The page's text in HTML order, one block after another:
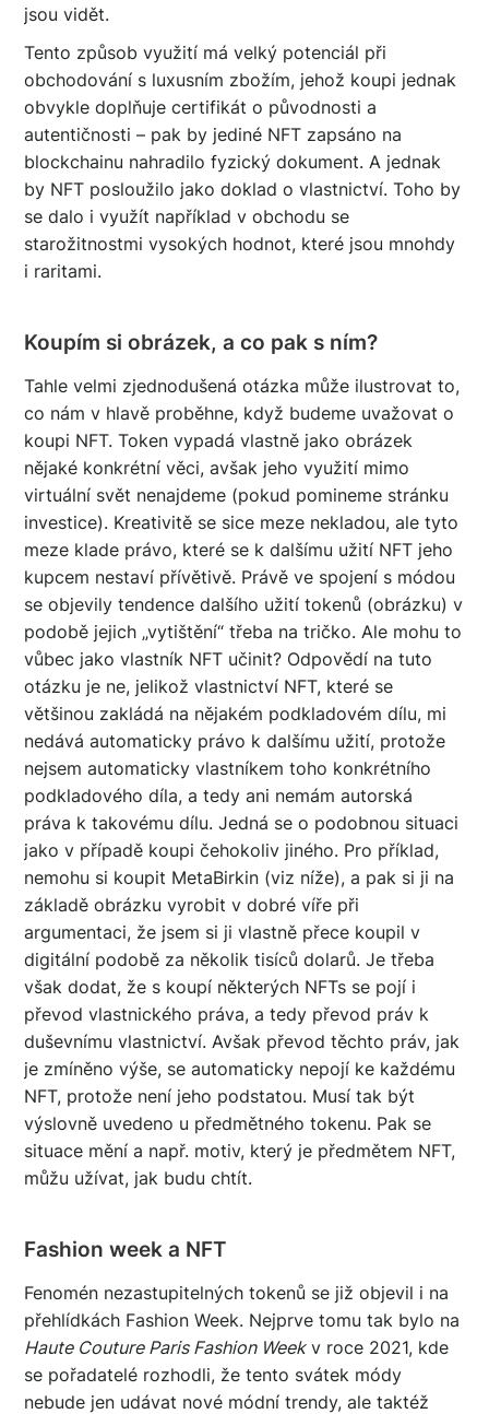
jsou vidět.
Tento způsob využití má velký potenciál při
obchodování s luxusním zbožím, jehož koupi jednak
obvykle doplňuje certifikát o původnosti a
autentičnosti – pak by jediné NFT zapsáno na
blockchainu nahradilo fyzický dokument. A jednak
by NFT posloužilo jako doklad o vlastnictví. Toho by
se dalo i využít například v obchodu se
starožitnostmi vysokých hodnot, které jsou mnohdy
i raritami.
Koupím si obrázek, a co pak s ním?
Tahle velmi zjednodušená otázka může ilustrovat to,
co nám v hlavě proběhne, když budeme uvažovat o
koupi NFT. Token vypadá vlastně jako obrázek
nějaké konkrétní věci, avšak jeho využití mimo
virtuální svět nenajdeme (pokud pomineme stránku
investice). Kreativitě se sice meze nekladou, ale tyto
meze klade právo, které se k dalšímu užití NFT jeho
kupcem nestaví přívětivě. Právě ve spojení s módou
se objevily tendence dalšího užití tokenů (obrázku) v
podobě jejich „vytištění“ třeba na tričko. Ale mohu to
vůbec jako vlastník NFT učinit? Odpovědí na tuto
otázku je ne, jelikož vlastnictví NFT, které se
většinou zakládá na nějakém podkladovém dílu, mi
nedává automaticky právo k dalšímu užití, protože
nejsem automaticky vlastníkem toho konkrétního
podkladového díla, a tedy ani nemám autorská
práva k takovému dílu. Jedná se o podobnou situaci
jako v případě koupi čehokoliv jiného. Pro příklad,
nemohu si koupit MetaBirkin (viz níže), a pak si ji na
základě obrázku vyrobit v dobré víře při
argumentaci, že jsem si ji vlastně přece koupil v
digitální podobě za několik tisíců dolarů. Je třeba
však dodat, že s koupí některých NFTs se pojí i
převod vlastnického práva, a tedy převod práv k
duševnímu vlastnictví. Avšak převod těchto práv, jak
je zmíněno výše, se automaticky nepojí ke každému
NFT, protože není jeho podstatou. Musí tak být
výslovně uvedeno u předmětného tokenu. Pak se
situace mění a např. motiv, který je předmětem NFT,
můžu užívat, jak budu chtít.
Fashion week a NFT
Fenomén nezastupitelných tokenů se již objevil i na
přehlídkách Fashion Week. Nejprve tomu tak bylo na
Haute Couture Paris Fashion Weekv roce 2021, kde
se pořadatelé rozhodli, že tento svátek módy
nebude jen udávat nové módní trendy, ale taktéž